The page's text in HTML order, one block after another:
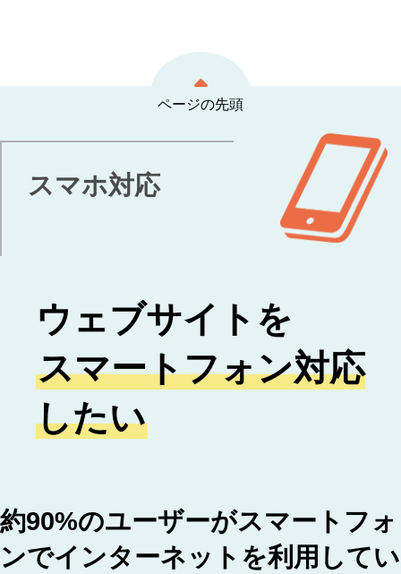
ページの先頭
スマホ対応
ウェブサイトを
スマートフォン対応
したい
約90%のユーザーがスマートフォ
ンでインターネットを利用してい